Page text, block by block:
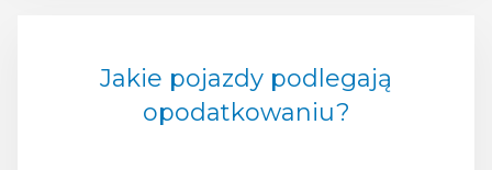
Jakie pojazdy podlegają
opodatkowaniu?